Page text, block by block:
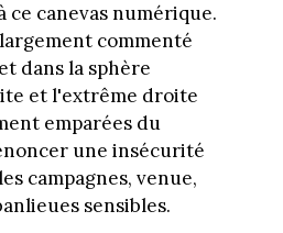
ce canevas numérique.
commenté
dans la sphère
et l'extrême droite
emparées du
une insécurité
campagnes, venue,
sensibles.